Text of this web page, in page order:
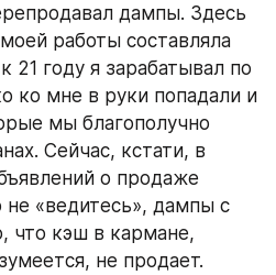
дампы. Здесь
работы составляла
21 году я зарабатывал по
ко мне в руки попадали и
мы благополучно
Сейчас, кстати, в
о продаже
«ведитесь», дампы с
что кэш в кармане,
не продает.